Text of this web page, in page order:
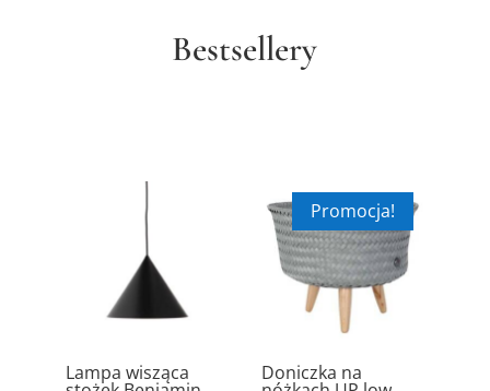
Bestsellery
5.00
Lampa wisząca
Promocja!
5.00
Doniczka na